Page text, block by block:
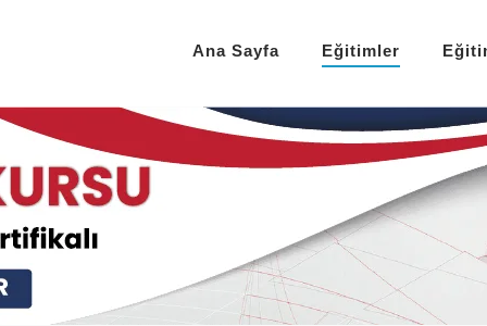
Ana Sayfa Eğitimler